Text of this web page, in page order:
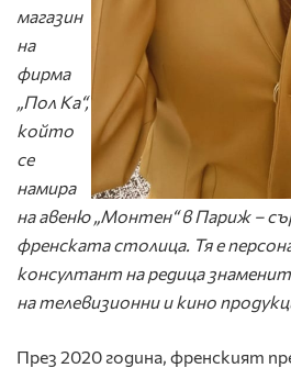
магазин
на
фирма
„Пол Ка“,
който
се
намира
на авеню „Монтен“ в Париж –
френската столица. Тя е
консултант на редица
на телевизионни и кино
През 2020 година, френският